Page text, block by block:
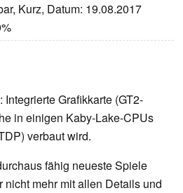
Kurz, Datum: 19.08.2017
: Integrierte Grafikkarte (GT2-
in einigen Kaby-Lake-CPUs
verbaut wird.
fähig neueste Spiele
mehr mit allen Details und